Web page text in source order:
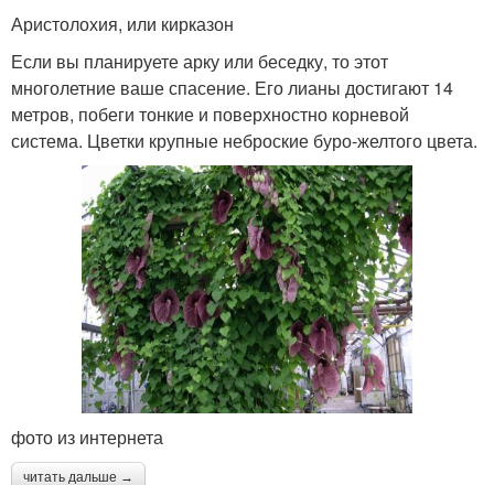
Аристолохия, или кирказон
Если вы планируете арку или беседку, то этот
многолетние ваше спасение. Его лианы достигают 14
метров, побеги тонкие и поверхностно корневой
система. Цветки крупные неброские буро-желтого цвета.
фото из интернета
читать дальше →